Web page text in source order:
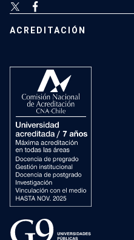
ACREDITACIÓN